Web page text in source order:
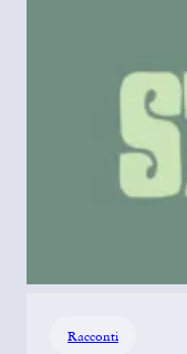
Racconti